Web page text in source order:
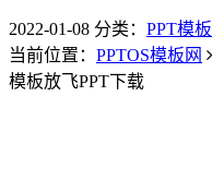
2022-01-08 分类： PPT模板
当前位置： PPTOS模板网
模板放飞PPT下载